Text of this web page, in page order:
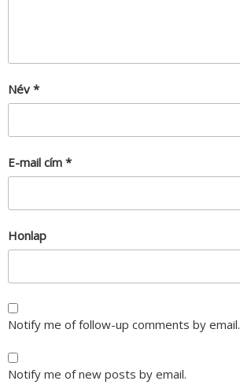
Név *
E-mail cím *
Honlap
Notify me of follow-up comments by email.
Notify me of new posts by email.